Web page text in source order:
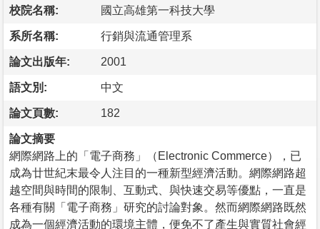
校院名稱: 國立高雄第一科技大學
系所名稱: 行銷與流通管理系
論文出版年: 2001
語文別: 中文
論文頁數: 182
論文摘要
網際網路上的「電子商務」（Electronic Commerce），已
成為廿世紀末最令人注目的一種新型經濟活動。網際網路超
越空間與時間的限制、互動式、與快速交易等優點，一直是
各種有關「電子商務」研究的討論對象。然而網際網路既然
成為一個經濟活動的環境主體，便免不了產生與實質社會經